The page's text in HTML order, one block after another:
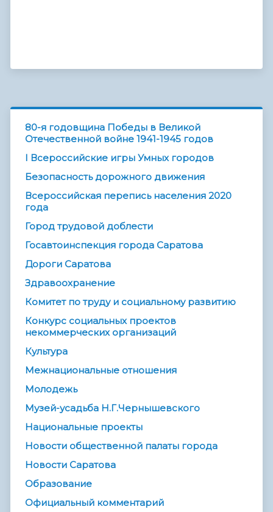
80-я годовщина Победы в Великой
Отечественной войне 1941-1945 годов
I Всероссийские игры Умных городов
Безопасность дорожного движения
Всероссийская перепись населения 2020
года
Город трудовой доблести
Госавтоинспекция города Саратова
Дороги Саратова
Здравоохранение
Комитет по труду и социальному развитию
Конкурс социальных проектов
некоммерческих организаций
Культура
Межнациональные отношения
Молодежь
Музей-усадьба Н.Г.Чернышевского
Национальные проекты
Новости общественной палаты города
Новости Саратова
Образование
Официальный комментарий